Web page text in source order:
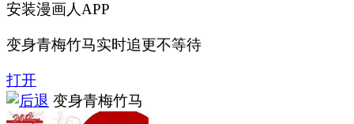
安装漫画人APP
变身青梅竹马实时追更不等待
打开
变身青梅竹马